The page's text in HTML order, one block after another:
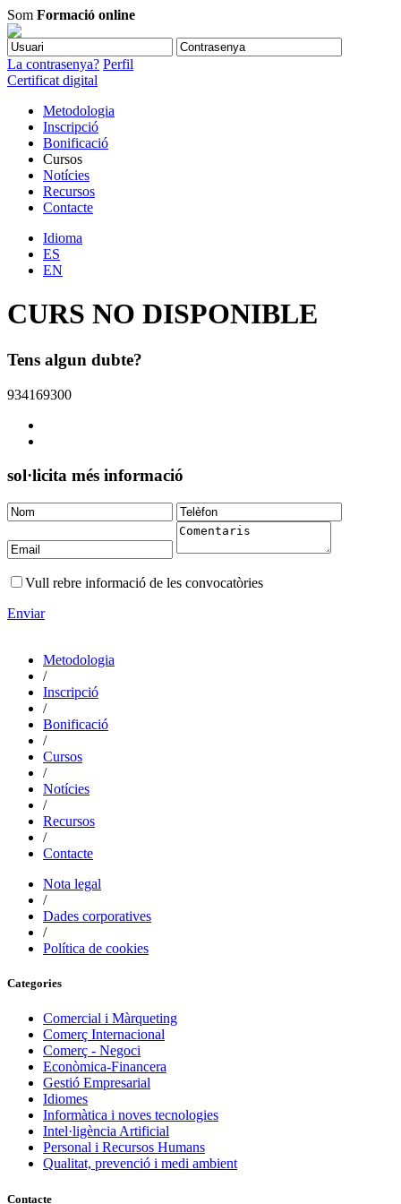
Som Formació online
La contrasenya? Perfil
Certificat digital
Metodologia
Inscripció
Bonificació
Cursos
Notícies
Recursos
Contacte
Idioma
ES
EN
CURS NO DISPONIBLE
Tens algun dubte?
934169300
sol·licita més informació
Vull rebre informació de les convocatòries
Enviar
Metodologia
/
Inscripció
/
Bonificació
/
Cursos
/
Notícies
/
Recursos
/
Contacte
Nota legal
/
Dades corporatives
/
Política de cookies
Categories
Comercial i Màrqueting
Comerç Internacional
Comerç - Negoci
Econòmica-Financera
Gestió Empresarial
Idiomes
Informàtica i noves tecnologies
Intel·ligència Artificial
Personal i Recursos Humans
Qualitat, prevenció i medi ambient
Contacte